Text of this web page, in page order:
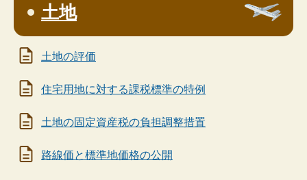
土地
土地の評価
住宅用地に対する課税標準の特例
土地の固定資産税の負担調整措置
路線価と標準地価格の公開